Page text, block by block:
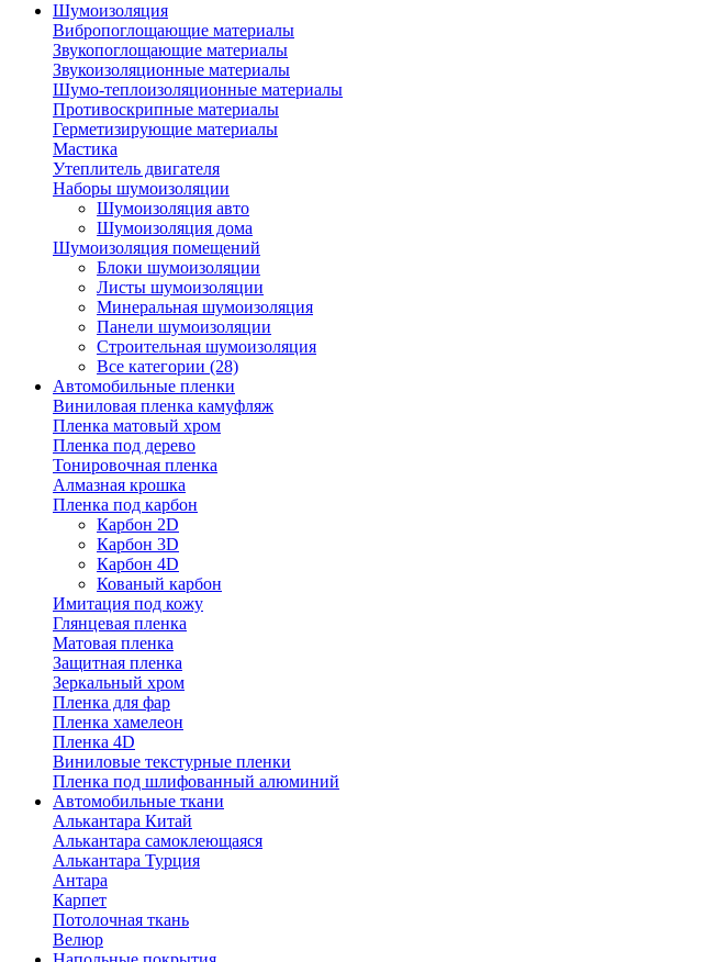
Шумоизоляция
Вибропоглощающие материалы
Звукопоглощающие материалы
Звукоизоляционные материалы
Шумо-теплоизоляционные материалы
Противоскрипные материалы
Герметизирующие материалы
Мастика
Утеплитель двигателя
Наборы шумоизоляции
Шумоизоляция авто
Шумоизоляция дома
Шумоизоляция помещений
Блоки шумоизоляции
Листы шумоизоляции
Минеральная шумоизоляция
Панели шумоизоляции
Строительная шумоизоляция
Все категории (28)
Автомобильные пленки
Виниловая пленка камуфляж
Пленка матовый хром
Пленка под дерево
Тонировочная пленка
Алмазная крошка
Пленка под карбон
Карбон 2D
Карбон 3D
Карбон 4D
Кованый карбон
Имитация под кожу
Глянцевая пленка
Матовая пленка
Защитная пленка
Зеркальный хром
Пленка для фар
Пленка хамелеон
Пленка 4D
Виниловые текстурные пленки
Пленка под шлифованный алюминий
Автомобильные ткани
Алькантара Китай
Алькантара самоклеющаяся
Алькантара Турция
Антара
Карпет
Потолочная ткань
Велюр